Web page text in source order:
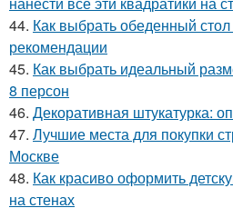
44. Как выбрать обеденный
рекомендации
45. Как выбрать идеальный
8 персон
46. Декоративная штукатурка:
47. Лучшие места для покупки
Москве
48. Как красиво оформить
на стенах